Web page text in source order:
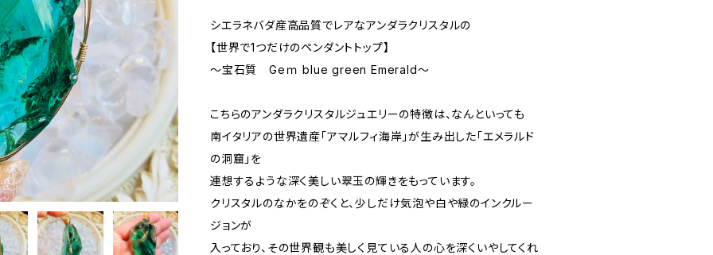
シエラネバダ産高品質でレアなアンダラクリスタルの
【世界で1つだけのペンダントトップ】
～宝石質 Geｍ blue green Emerald～
こちらのアンダラクリスタルジュエリーの特徴は、なんといっても
南イタリアの世界遺産「アマルフィ海岸」が生み出した「エメラルド
の洞窟」を
連想するような深く美しい翠玉の輝きをもっています。
クリスタルのなかをのぞくと、少しだけ気泡や白や緑のインクルー
ジョンが
入っており、その世界観も美しく見ている人の心を深くいやしてくれ